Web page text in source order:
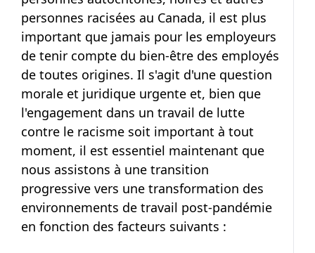
personnes racisées au Canada, il est plus
important que jamais pour les employeurs
de tenir compte du bien-être des employés
de toutes origines. Il s'agit d'une question
morale et juridique urgente et, bien que
l'engagement dans un travail de lutte
contre le racisme soit important à tout
moment, il est essentiel maintenant que
nous assistons à une transition
progressive vers une transformation des
environnements de travail post-pandémie
en fonction des facteurs suivants :